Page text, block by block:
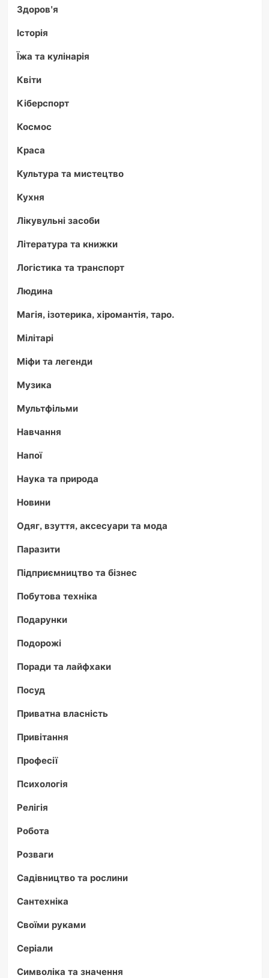
Здоров'я
Історія
Їжа та кулінарія
Квіти
Кіберспорт
Космос
Краса
Культура та мистецтво
Кухня
Лікувульні засоби
Література та книжки
Логістика та транспорт
Людина
Магія, ізотерика, хіромантія, таро.
Мілітарі
Міфи та легенди
Музика
Мультфільми
Навчання
Напої
Наука та природа
Новини
Одяг, взуття, аксесуари та мода
Паразити
Підприємництво та бізнес
Побутова техніка
Подарунки
Подорожі
Поради та лайфхаки
Посуд
Приватна власність
Привітання
Професії
Психологія
Релігія
Робота
Розваги
Садівництво та рослини
Сантехніка
Своїми руками
Серіали
Символіка та значення